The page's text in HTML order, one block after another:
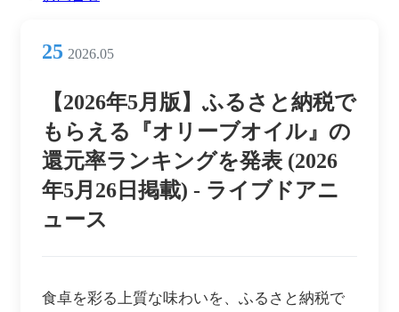
25 2026.05
【2026年5月版】ふるさと納税で
もらえる『オリーブオイル』の
還元率ランキングを発表 (2026
年5月26日掲載) - ライブドアニ
ュース
食卓を彩る上質な味わいを、ふるさと納税で